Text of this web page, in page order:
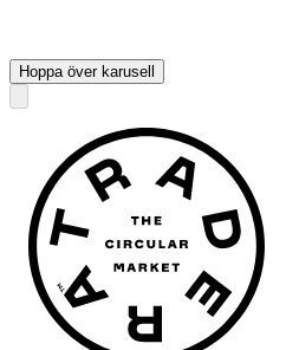
Hoppa över karusell